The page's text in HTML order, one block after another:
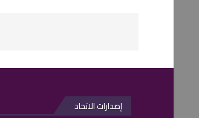
إصدارات الاتحاد